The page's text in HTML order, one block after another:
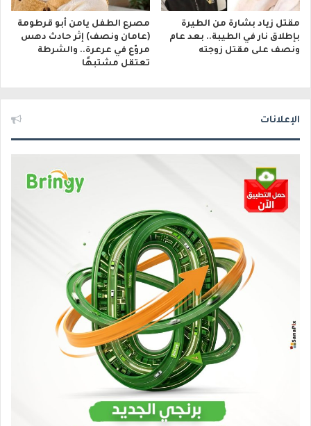
مقتل زياد بشارة من الطيرة
بإطلاق نار في الطيبة.. بعد عام
ونصف على مقتل زوجته
مصرع الطفل يامن أبو قرطومة
(عامان ونصف) إثر حادث دهس
مروّع في عرعرة.. والشرطة
تعتقل مشتبهًا
الإعلانات